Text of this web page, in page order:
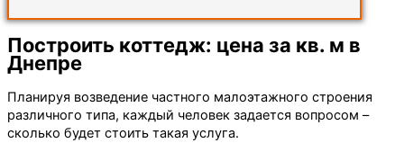
Построить коттедж: цена за кв. м в
Днепре
Планируя возведение частного малоэтажного строения
различного типа, каждый человек задается вопросом –
сколько будет стоить такая услуга.